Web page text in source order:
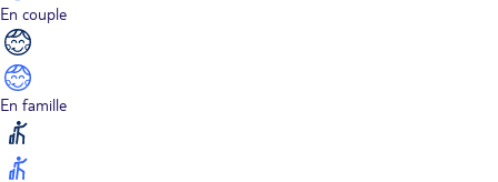
En couple
En famille